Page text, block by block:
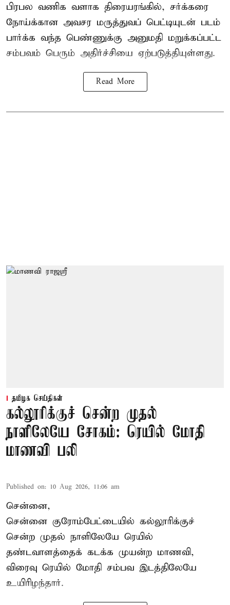
பிரபல வணிக வளாக திரையரங்கில், சர்க்கரை
நோய்க்கான அவசர மருத்துவப் பெட்டியுடன் படம்
பார்க்க வந்த பெண்ணுக்கு அனுமதி மறுக்கப்பட்ட
சம்பவம் பெரும் அதிர்ச்சியை ஏற்படுத்தியுள்ளது.
Read More
தமிழக செய்திகள்
கல்லூரிக்குச் சென்ற முதல்
நாளிலேயே சோகம்: ரெயில் மோதி
மாணவி பலி
Published on: 10 Aug 2026, 11:06 am
சென்னை,
சென்னை குரோம்பேட்டையில் கல்லூரிக்குச்
சென்ற முதல் நாளிலேயே ரெயில்
தண்டவாளத்தைக் கடக்க முயன்ற மாணவி,
விரைவு ரெயில் மோதி சம்பவ இடத்திலேயே
உயிரிழந்தார்.